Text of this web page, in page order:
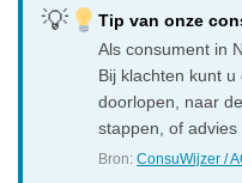
Tip van onze
Als consument in
Bij klachten kunt
doorlopen, naar
stappen, of advies
Bron:ConsuWijzer /